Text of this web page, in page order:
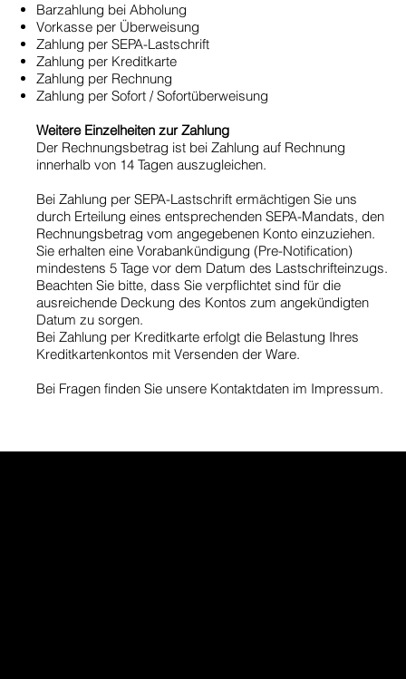
Barzahlung bei Abholung
Vorkasse per Überweisung
Zahlung per SEPA-Lastschrift
Zahlung per Kreditkarte
Zahlung per Rechnung
Zahlung per Sofort / Sofortüberweisung
Weitere Einzelheiten zur Zahlung
Der Rechnungsbetrag ist bei Zahlung auf Rechnung
innerhalb von 14 Tagen auszugleichen.
Bei Zahlung per SEPA-Lastschrift ermächtigen Sie uns
durch Erteilung eines entsprechenden SEPA-Mandats, den
Rechnungsbetrag vom angegebenen Konto einzuziehen.
Sie erhalten eine Vorabankündigung (Pre-Notification)
mindestens 5 Tage vor dem Datum des Lastschrifteinzugs.
Beachten Sie bitte, dass Sie verpflichtet sind für die
ausreichende Deckung des Kontos zum angekündigten
Datum zu sorgen.
Bei Zahlung per Kreditkarte erfolgt die Belastung Ihres
Kreditkartenkontos mit Versenden der Ware.
Bei Fragen finden Sie unsere Kontaktdaten im Impressum.